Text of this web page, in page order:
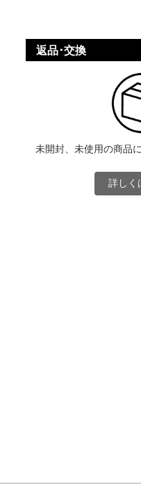
返品･交換
未開封、未使用の商品
詳しく